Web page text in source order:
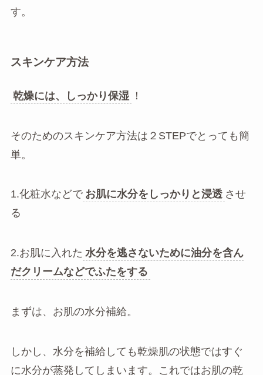
す。
スキンケア方法
乾燥には、しっかり保湿 ！
そのためのスキンケア方法は２STEPでとっても簡
単。
1.化粧水などで お肌に水分をしっかりと浸透 させ
る
2.お肌に入れた 水分を逃さないために油分を含ん
だクリームなどでふたをする
まずは、お肌の水分補給。
しかし、水分を補給しても乾燥肌の状態ではすぐ
に水分が蒸発してしまいます。これではお肌の乾